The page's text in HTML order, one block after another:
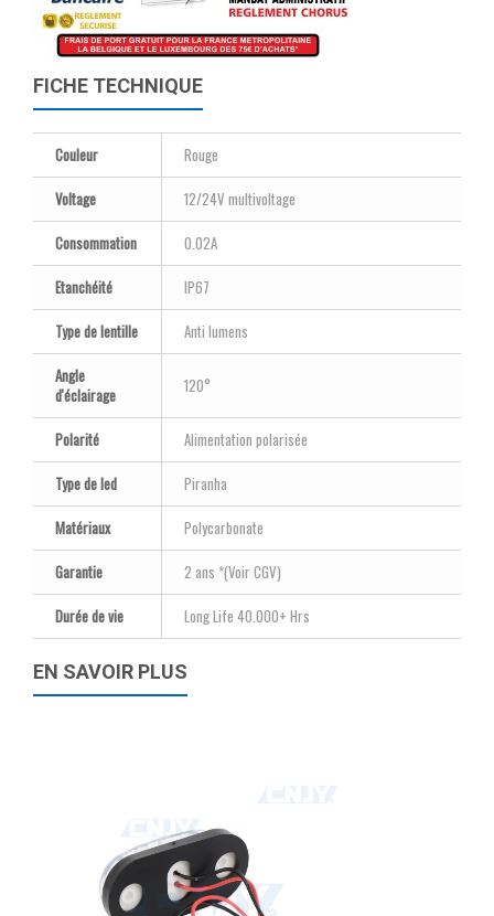
FICHE TECHNIQUE
Couleur
Rouge
Voltage
12/24V multivoltage
Consommation
0.02A
Etanchéité
IP67
Type de lentille
Anti lumens
Angle
d'éclairage
120°
Polarité
Alimentation polarisée
Type de led
Piranha
Matériaux
Polycarbonate
Garantie
2 ans *(Voir CGV)
Durée de vie
Long Life 40.000+ Hrs
EN SAVOIR PLUS